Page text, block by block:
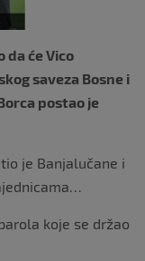
da će Vico
saveza Bosne i
postao je
je Banjalučane i
koje se držao